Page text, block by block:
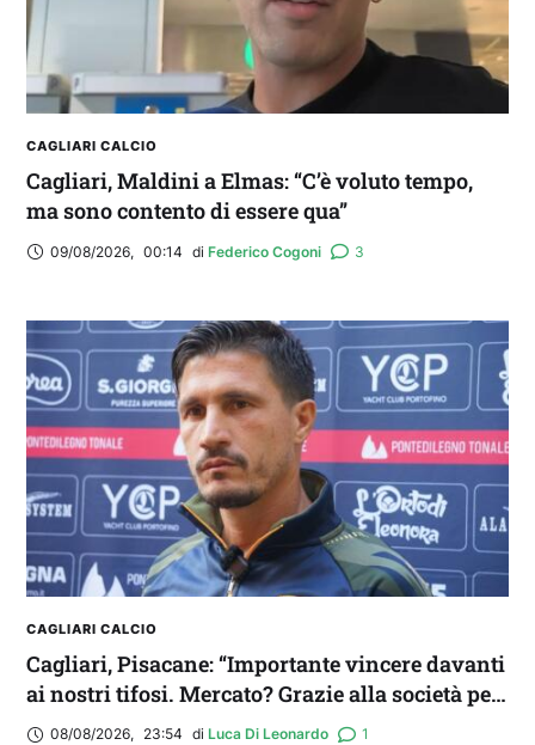
CAGLIARI CALCIO
Cagliari, Maldini a Elmas: “C’è voluto tempo,
ma sono contento di essere qua”
09/08/2026, 00:14 di Federico Cogoni 3
CAGLIARI CALCIO
Cagliari, Pisacane: “Importante vincere davanti
ai nostri tifosi. Mercato? Grazie alla società per
il triplo colpo”
08/08/2026, 23:54 di Luca Di Leonardo 1